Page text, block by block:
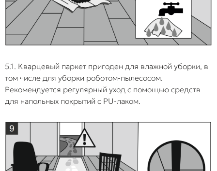
5.1. Кварцевый паркет пригоден для влажной уборки, в
том числе для уборки роботом-пылесосом.
Рекомендуется регулярный уход с помощью средств
для напольных покрытий с PU-лаком.